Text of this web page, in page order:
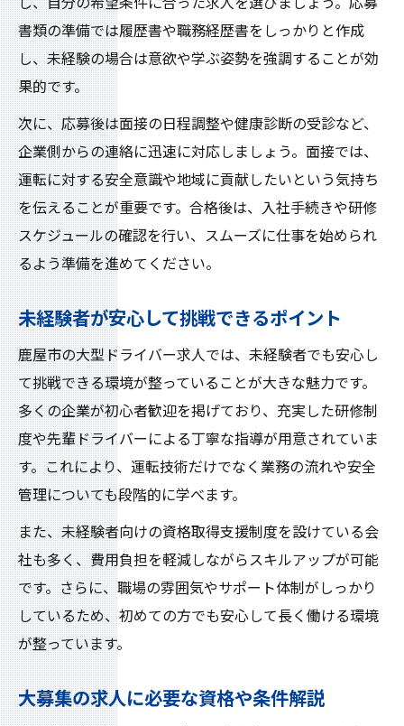
書類の準備では履歴書や職務経歴書をしっかりと作成
し、未経験の場合は意欲や学ぶ姿勢を強調することが効
果的です。
次に、応募後は面接の日程調整や健康診断の受診など、
企業側からの連絡に迅速に対応しましょう。面接では、
運転に対する安全意識や地域に貢献したいという気持ち
を伝えることが重要です。合格後は、入社手続きや研修
スケジュールの確認を行い、スムーズに仕事を始められ
るよう準備を進めてください。
未経験者が安心して挑戦できるポイント
鹿屋市の大型ドライバー求人では、未経験者でも安心し
て挑戦できる環境が整っていることが大きな魅力です。
多くの企業が初心者歓迎を掲げており、充実した研修制
度や先輩ドライバーによる丁寧な指導が用意されていま
す。これにより、運転技術だけでなく業務の流れや安全
管理についても段階的に学べます。
また、未経験者向けの資格取得支援制度を設けている会
社も多く、費用負担を軽減しながらスキルアップが可能
です。さらに、職場の雰囲気やサポート体制がしっかり
しているため、初めての方でも安心して長く働ける環境
が整っています。
大募集の求人に必要な資格や条件解説